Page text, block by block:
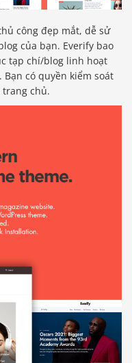
công đẹp mắt, dễ sử
của bạn. Everify bao
tạp chí/blog linh hoạt
có quyền kiểm soát
chủ.